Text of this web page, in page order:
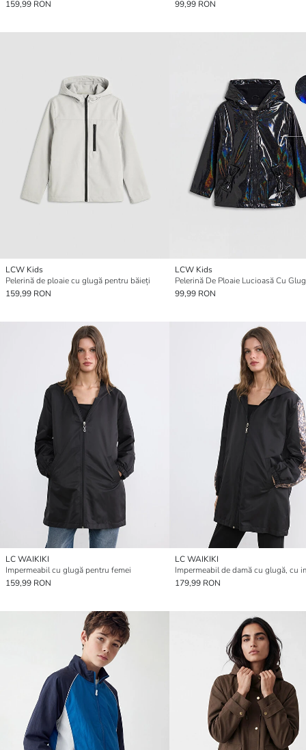
159,99 RON 99,99 RON
LCW Kids
Pelerină de ploaie cu glugă pentru băieți
159,99 RON
LCW Kids
99,99 RON
LC WAIKIKI
Impermeabil cu glugă pentru femei
159,99 RON
LC WAIKIKI
179,99 RON